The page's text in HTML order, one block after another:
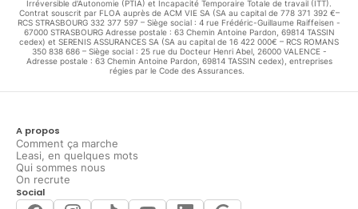
Irréversible d'Autonomie (PTIA) et Incapacité Temporaire Totale de travail (ITT).
Contrat souscrit par FLOA auprès de ACM VIE SA (SA au capital de 778 371 392 €–
RCS STRASBOURG 332 377 597 – Siège social : 4 rue Frédéric-Guillaume Raiffeisen -
67000 STRASBOURG Adresse postale : 63 Chemin Antoine Pardon, 69814 TASSIN
cedex) et SERENIS ASSURANCES SA (SA au capital de 16 422 000€ – RCS ROMANS
350 838 686 – Siège social : 25 rue du Docteur Henri Abel, 26000 VALENCE -
Adresse postale : 63 Chemin Antoine Pardon, 69814 TASSIN cedex), entreprises
régies par le Code des Assurances.
A propos
Comment ça marche
Leasi, en quelques mots
Qui sommes nous
On recrute
Social